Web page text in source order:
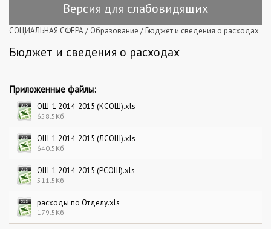
Версия для слабовидящих
СОЦИАЛЬНАЯ СФЕРА/ Образование / Бюджет и сведения о расходах
Бюджет и сведения о расходах
Приложенные файлы:
ОШ-1 2014-2015 (КСОШ).xls
658.5Кб
ОШ-1 2014-2015 (ЛСОШ).xls
640.5Кб
ОШ-1 2014-2015 (РСОШ).xls
511.5Кб
расходы по Отделу.xls
179.5Кб